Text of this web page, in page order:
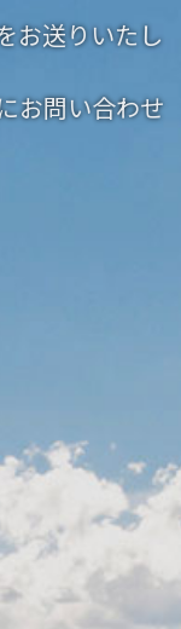
お送りいたし
お問い合わせ